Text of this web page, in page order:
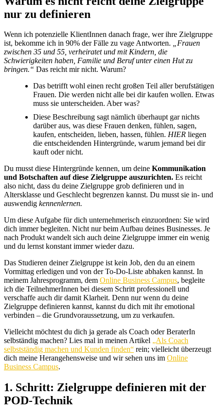
nur zu definieren
Wenn ich potenzielle KlientInnen danach frage, wer ihre Zielgruppe
ist, bekomme ich in 90% der Fälle zu vage Antworten. „Frauen
zwischen 35 und 55, verheiratet und mit Kindern, die
Schwierigkeiten haben, Familie und Beruf unter einen Hut zu
bringen.“ Das reicht mir nicht. Warum?
Das betrifft wohl einen recht großen Teil aller berufstätigen
Frauen. Die werden nicht alle bei dir kaufen wollen. Etwas
muss sie unterscheiden. Aber was?
Diese Beschreibung sagt nämlich überhaupt gar nichts
darüber aus, was diese Frauen denken, fühlen, sagen,
kaufen, entscheiden, lieben, hassen, fühlen. HIER liegen
die entscheidenden Hintergründe, warum jemand bei dir
kauft oder nicht.
Du musst diese Hintergründe kennen, um deine Kommunikation
und Botschaften auf diese Zielgruppe auszurichten. Es reicht
also nicht, dass du deine Zielgruppe grob definieren und in
Altersklasse und Geschlecht begrenzen kannst. Du musst sie in- und
auswendig kennenlernen.
Um diese Aufgabe für dich unternehmerisch einzuordnen: Sie wird
dich immer begleiten. Nicht nur beim Aufbau deines Businesses. Je
nach Produkt wandelt sich auch deine Zielgruppe immer ein wenig
und du lernst konstant immer wieder dazu.
Das Studieren deiner Zielgruppe ist kein Job, den du an einem
Vormittag erledigen und von der To-Do-Liste abhaken kannst. In
meinem Jahresprogramm, dem Online Business Campus, begleite
ich die TeilnehmerInnen bei diesem Schritt professionell und
verschaffe auch dir damit Klarheit. Denn nur wenn du deine
Zielgruppe definieren kannst, kannst du dich mit ihr emotional
verbinden – die Grundvoraussetzung, um zu verkaufen.
Vielleicht möchtest du dich ja gerade als Coach oder BeraterIn
selbständig machen? Lies mal in meinen Artikel „Als Coach
selbstständig machen und Kunden finden“ rein; vielleicht überzeugt
dich meine Herangehensweise und wir sehen uns im Online
Business Campus.
1. Schritt: Zielgruppe definieren mit der
POD-Technik